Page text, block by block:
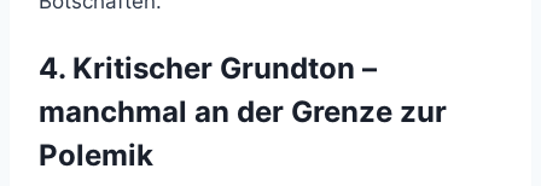
4. Kritischer Grundton –
manchmal an der Grenze zur
Polemik